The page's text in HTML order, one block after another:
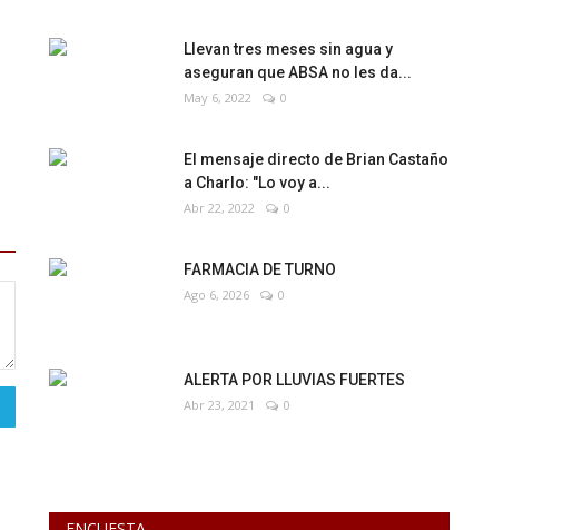
Llevan tres meses sin agua y
aseguran que ABSA no les da...
May 6, 2022 0
El mensaje directo de Brian Castaño
a Charlo: "Lo voy a...
Abr 22, 2022 0
FARMACIA DE TURNO
Ago 6, 2026 0
ALERTA POR LLUVIAS FUERTES
Abr 23, 2021 0